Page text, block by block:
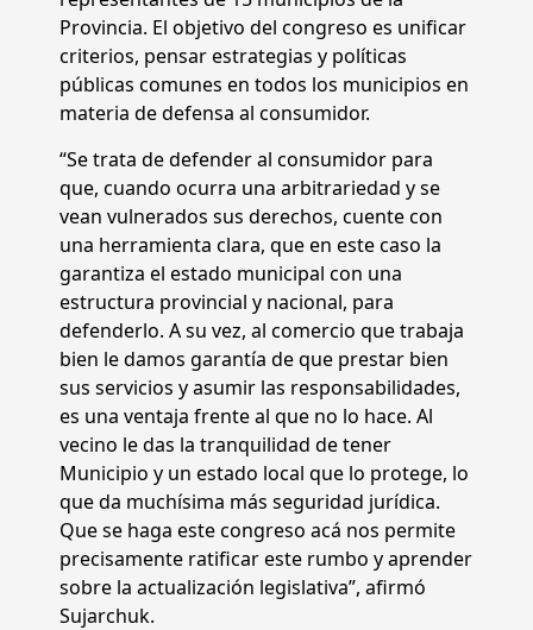
Provincia. El objetivo del congreso es unificar
criterios, pensar estrategias y políticas
públicas comunes en todos los municipios en
materia de defensa al consumidor.
“Se trata de defender al consumidor para
que, cuando ocurra una arbitrariedad y se
vean vulnerados sus derechos, cuente con
una herramienta clara, que en este caso la
garantiza el estado municipal con una
estructura provincial y nacional, para
defenderlo. A su vez, al comercio que trabaja
bien le damos garantía de que prestar bien
sus servicios y asumir las responsabilidades,
es una ventaja frente al que no lo hace. Al
vecino le das la tranquilidad de tener
Municipio y un estado local que lo protege, lo
que da muchísima más seguridad jurídica.
Que se haga este congreso acá nos permite
precisamente ratificar este rumbo y aprender
sobre la actualización legislativa”, afirmó
Sujarchuk.